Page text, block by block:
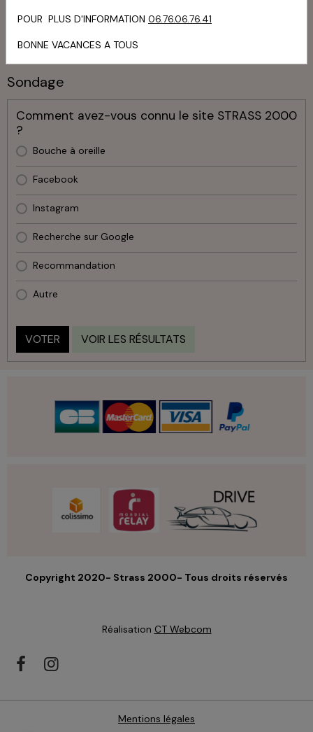
Panier
Votre panier est vide
Sondage
Comment avez-vous connu le site STRASS 2000
?
Bouche à oreille
Facebook
Instagram
Recherche sur Google
Recommandation
Autre
VOTER VOIR LES RÉSULTATS
Copyright 2020- Strass 2000- Tous droits réservés
Réalisation CT Webcom
Mentions légales
POUR PLUS D'INFORMATION 06.76.06.76.41
BONNE VACANCES A TOUS